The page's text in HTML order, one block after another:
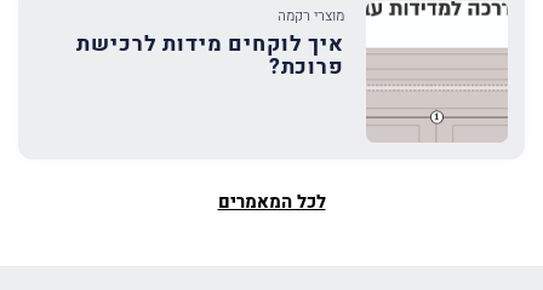
מוצרי רקמה
איך לוקחים מידות לרכישת
פרוכת?
לכל המאמרים